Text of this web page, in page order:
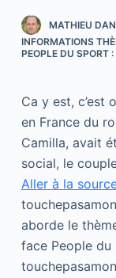
u
MATHIEU
INFORMATIONS
PEOPLE DU SPORT :
Ca y est, c’est
en France du
Camilla, avait
social, le
Aller à la
aborde le
face People